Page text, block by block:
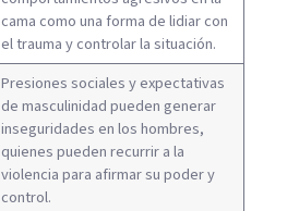
cama como una forma de lidiar con
el trauma y controlar la situación.
Presiones sociales y expectativas
de masculinidad pueden generar
inseguridades en los hombres,
quienes pueden recurrir a la
violencia para afirmar su poder y
control.